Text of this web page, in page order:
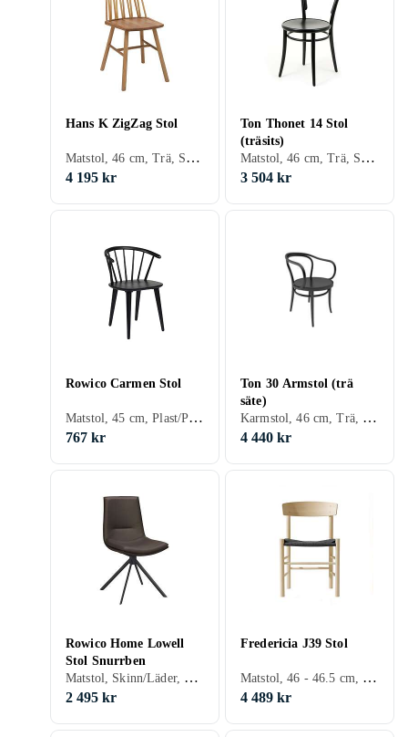
Hans K ZigZag Stol
Matstol, 46 cm, Trä, Skinn/Läder, MDF, Tyg/Textil, Svart, Vit, Grå, Brun, Blå, Röd, Bok, Ek, Ask, Björk, Grön, Alm, Trä/natur, Lackad
4 195 kr
Ton Thonet 14 Stol
(träsits)
Matstol, 46 cm, Trä, Skinn/Läder, MDF, Rotting, Svart, Vit, Grå, Turkos, Brun, Blå, Röd, Gul, Orange, Bok, Ek, Grön, Wenge, Beige, Cappuccino, Antik, Trä/natur, Lackad
3 504 kr
Rowico Carmen Stol
Matstol, 45 cm, Plast/Polyester, Trä, Svart, Vit, Grå, Brun, Ek, Trä/natur, Lackad
767 kr
Ton 30 Armstol (trä
säte)
Karmstol, 46 cm, Trä, MDF, Rotting, Svart, Vit, Brun, Blå, Röd, Gul, Bok, Ek, Grön, Wenge, Cappuccino, Trä/natur, Lackad
4 440 kr
Rowico Home Lowell
Stol Snurrben
Matstol, Skinn/Läder, Tyg/Textil, Svart, Grå, Brun
2 495 kr
Fredericia J39 Stol
Matstol, 46 - 46.5 cm, Trä, Skinn/Läder, Svart, Vit, Grå, Blå, Röd, Gul, Bok, Ek, Grön, Cognac, Khaki, Trä/natur, Lackad, Valnöt
4 489 kr